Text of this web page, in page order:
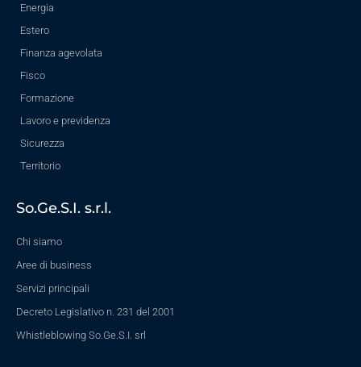
Energia
Estero
Finanza agevolata
Fisco
Formazione
Lavoro e previdenza
Sicurezza
Territorio
So.Ge.S.I. s.r.l.
Chi siamo
Aree di business
Servizi principali
Decreto Legislativo n. 231 del 2001
Whistleblowing So.Ge.S.I. srl